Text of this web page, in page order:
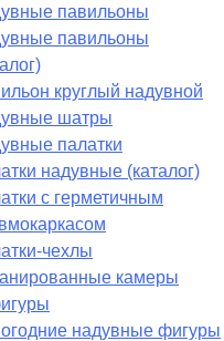
павильоны
павильоны
круглый надувной
шатры
палатки
надувные (каталог)
с герметичным
чехлы
камеры
надувные фигуры